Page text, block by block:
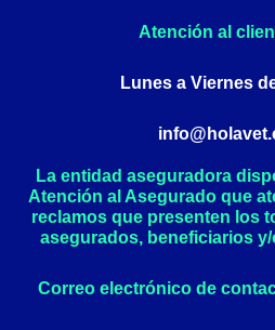
k
-
f
Atención al
Lunes a Viernes
La entidad aseguradora
Atención al Asegurado que
reclamos que presenten los
asegurados, beneficiarios
Correo electrónico de